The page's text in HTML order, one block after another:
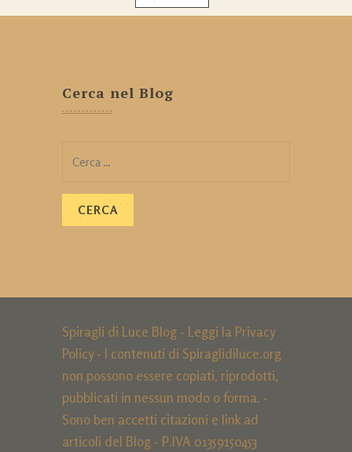
Cerca nel Blog
Spiragli di Luce Blog - Leggi la Privacy
Policy- I contenuti di Spiraglidiluce.org
non possono essere copiati, riprodotti,
pubblicati in nessun modo o forma. -
Sono ben accetti citazioni e link ad
articoli del Blog - P.IVA 01359150453